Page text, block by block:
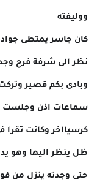
ووليفته
كان جاسر يمتطى
نظر الى شرفة فرح
وبادى بكم قصير
سماعات اذن وجلست
كرسيااخر وكانت تقرا
ظل ينظر اليها وهو
حتى وجدته ينزل من